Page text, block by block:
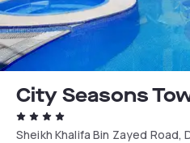
City Seasons
Sheikh Khalifa Bin Zayed Road,